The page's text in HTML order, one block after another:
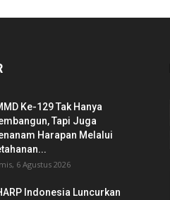
Ke-129 Tak Hanya
Tapi Juga
Harapan Melalui
6 Agustus 2026
Indonesia Luncurkan